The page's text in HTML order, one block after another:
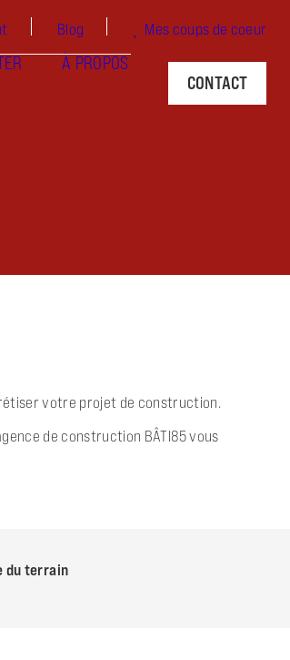
Blog Mes coups de coeur
À PROPOS
CONTACT
votre projet de construction.
de construction BÂTI85 vous
du terrain